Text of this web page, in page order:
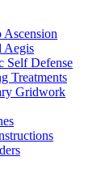
Ascension
Aegis
Self Defense
Treatments
Gridwork